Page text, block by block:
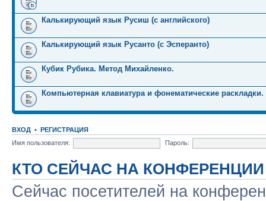
Калькирующий язык Русиш (с английского)
Калькирующий язык Русанто (с Эсперанто)
Кубик Рубика. Метод Михайленко.
Компьютерная клавиатура и фонематические раскладки.
ВХОД • РЕГИСТРАЦИЯ
Имя пользователя:
Пароль:
КТО СЕЙЧАС НА КОНФЕРЕНЦИИ
Сейчас посетителей на